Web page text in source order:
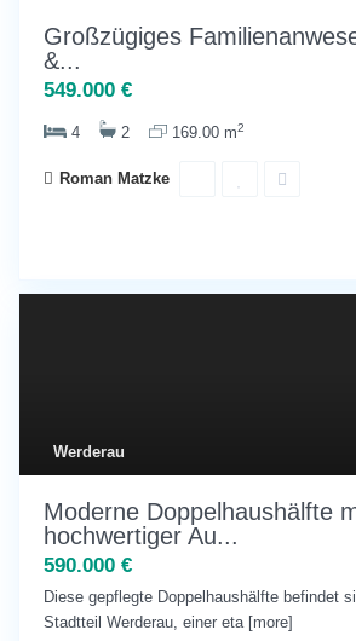
Großzügiges
&...
549.000 €
4 2 169.00 m2
Roman Matzke
Werderau
Moderne Doppelhaushälfte
hochwertiger Au...
590.000 €
Diese gepflegte Doppelhaushälfte befindet
Stadtteil Werderau, einer eta [more]